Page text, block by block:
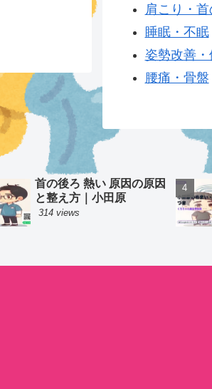
肩こり・
睡眠・不眠
姿勢改善
腰痛・骨盤
首の後ろ 熱い 原因の原因
と整え方｜小田原
314 views